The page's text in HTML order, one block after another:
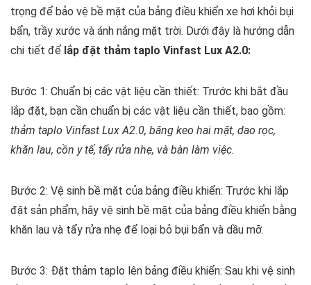
trọng để bảo vệ bề mặt của bảng điều khiển xe hơi khỏi bụi
bẩn, trầy xước và ánh nắng mặt trời. Dưới đây là hướng dẫn
chi tiết để lắp đặt thảm taplo Vinfast Lux A2.0:
Bước 1: Chuẩn bị các vật liệu cần thiết: Trước khi bắt đầu
lắp đặt, bạn cần chuẩn bị các vật liệu cần thiết, bao gồm:
thảm taplo Vinfast Lux A2.0, băng keo hai mặt, dao rọc,
khăn lau, cồn y tế, tẩy rửa nhẹ, và bàn làm việc.
Bước 2: Vệ sinh bề mặt của bảng điều khiển: Trước khi lắp
đặt sản phẩm, hãy vệ sinh bề mặt của bảng điều khiển bằng
khăn lau và tẩy rửa nhẹ để loại bỏ bụi bẩn và dầu mỡ.
Bước 3: Đặt thảm taplo lên bảng điều khiển: Sau khi vệ sinh